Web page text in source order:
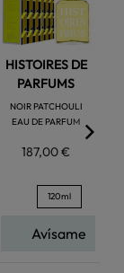
HISTOIRES DE
PARFUMS
NOIR PATCHOULI
EAU DE PARFUM
187,00 €
120ml
Avísame